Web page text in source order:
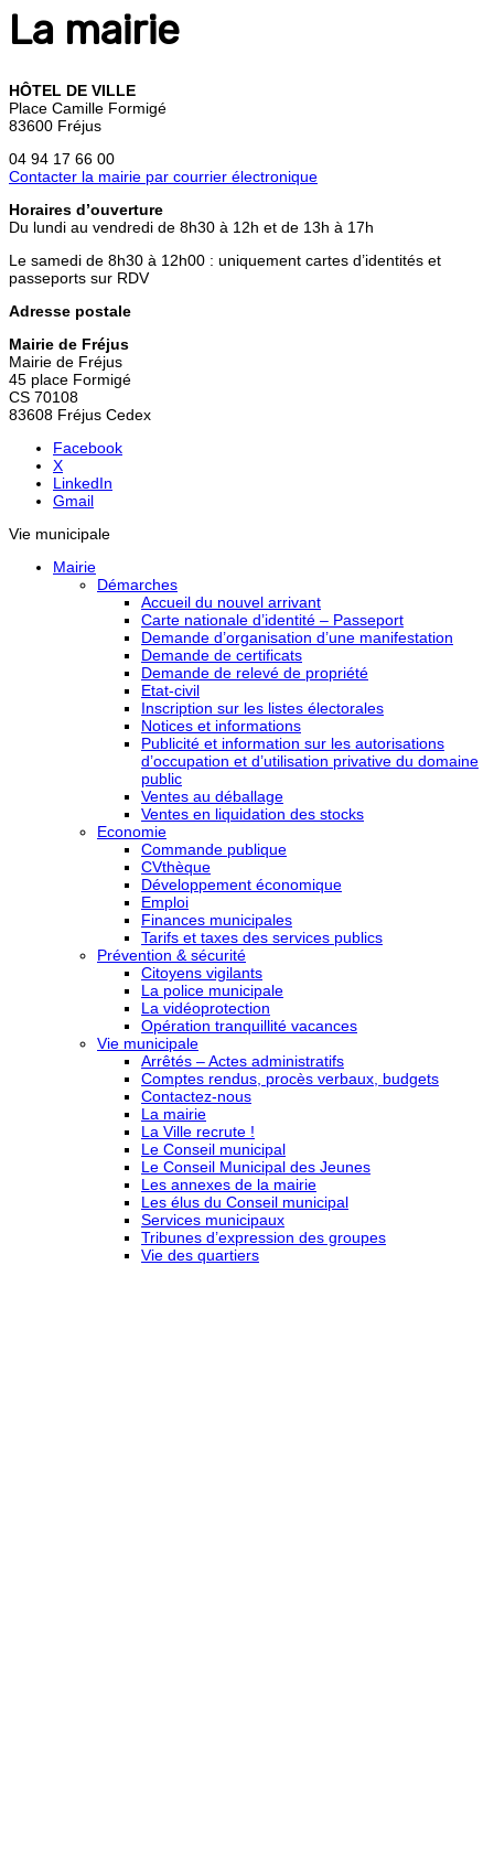
La mairie
HÔTEL DE VILLE
Place Camille Formigé
83600 Fréjus
04 94 17 66 00
Contacter la mairie par courrier électronique
Horaires d’ouverture
Du lundi au vendredi de 8h30 à 12h et de 13h à 17h
Le samedi de 8h30 à 12h00 : uniquement cartes d’identités et
passeports sur RDV
Adresse postale
Mairie de Fréjus
Mairie de Fréjus
45 place Formigé
CS 70108
83608 Fréjus Cedex
Facebook
X
LinkedIn
Gmail
Vie municipale
Mairie
Démarches
Accueil du nouvel arrivant
Carte nationale d’identité – Passeport
Demande d’organisation d’une manifestation
Demande de certificats
Demande de relevé de propriété
Etat-civil
Inscription sur les listes électorales
Notices et informations
Publicité et information sur les autorisations
d’occupation et d’utilisation privative du domaine
public
Ventes au déballage
Ventes en liquidation des stocks
Economie
Commande publique
CVthèque
Développement économique
Emploi
Finances municipales
Tarifs et taxes des services publics
Prévention & sécurité
Citoyens vigilants
La police municipale
La vidéoprotection
Opération tranquillité vacances
Vie municipale
Arrêtés – Actes administratifs
Comptes rendus, procès verbaux, budgets
Contactez-nous
La mairie
La Ville recrute !
Le Conseil municipal
Le Conseil Municipal des Jeunes
Les annexes de la mairie
Les élus du Conseil municipal
Services municipaux
Tribunes d’expression des groupes
Vie des quartiers